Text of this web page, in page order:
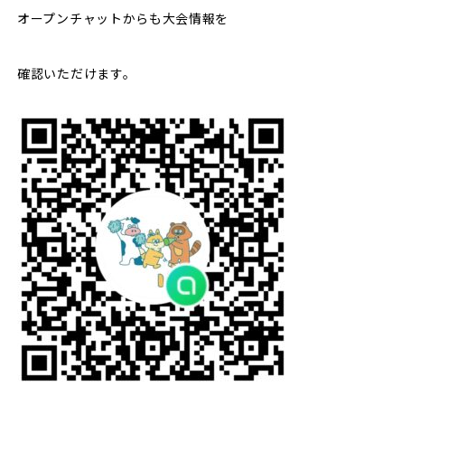
オープンチャットからも大会情報を
確認いただけます。